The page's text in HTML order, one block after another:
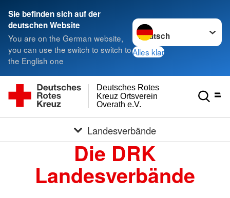
Sie befinden sich auf der
deutschen Website
You are on the German website,
you can use the switch to switch to
the English one
Sprache wechseln zu
Alles klar
Overath e.V.
Kreuz Ortsverein
Deutsches Rotes
Landesverbände
Die DRK
Landesverbände